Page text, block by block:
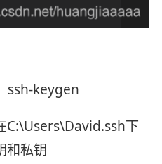
ssh-keygen
C:\Users\David.ssh下
和私钥